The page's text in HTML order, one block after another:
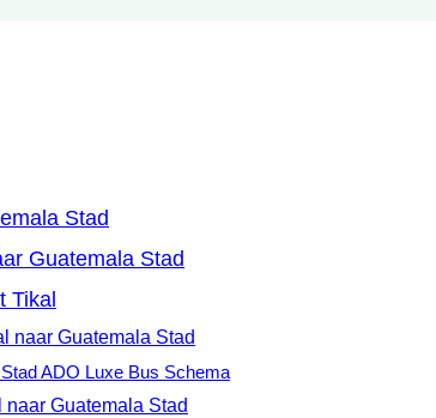
Stad
Guatemala Stad
Tikal
naar Guatemala Stad
ADO Luxe Bus Schema
naar Guatemala Stad